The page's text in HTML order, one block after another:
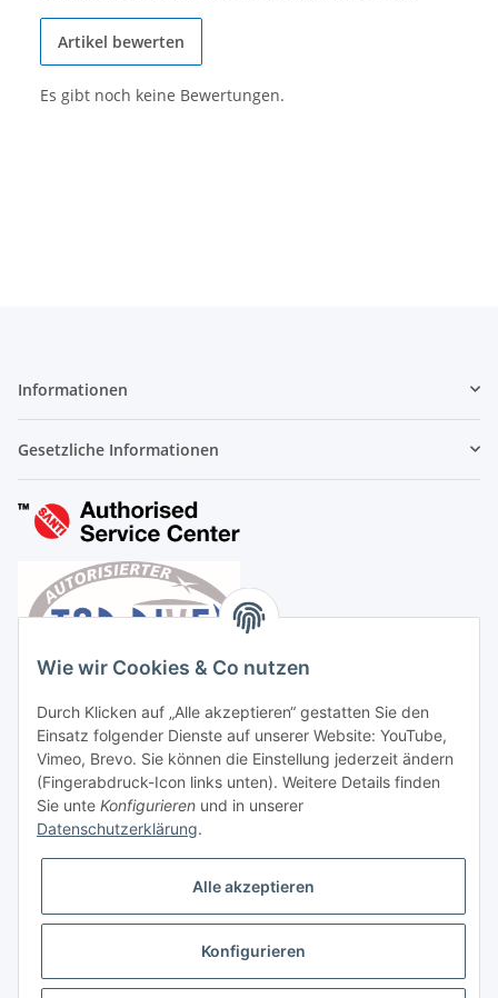
Artikel bewerten
Es gibt noch keine Bewertungen.
Informationen
Gesetzliche Informationen
Vertrag widerrufen
Wie wir Cookies & Co nutzen
Durch Klicken auf „Alle akzeptieren“ gestatten Sie den
Einsatz folgender Dienste auf unserer Website: YouTube,
Vimeo, Brevo. Sie können die Einstellung jederzeit ändern
(Fingerabdruck-Icon links unten). Weitere Details finden
Sie unte Konfigurieren und in unserer
Datenschutzerklärung.
Alle akzeptieren
Konfigurieren